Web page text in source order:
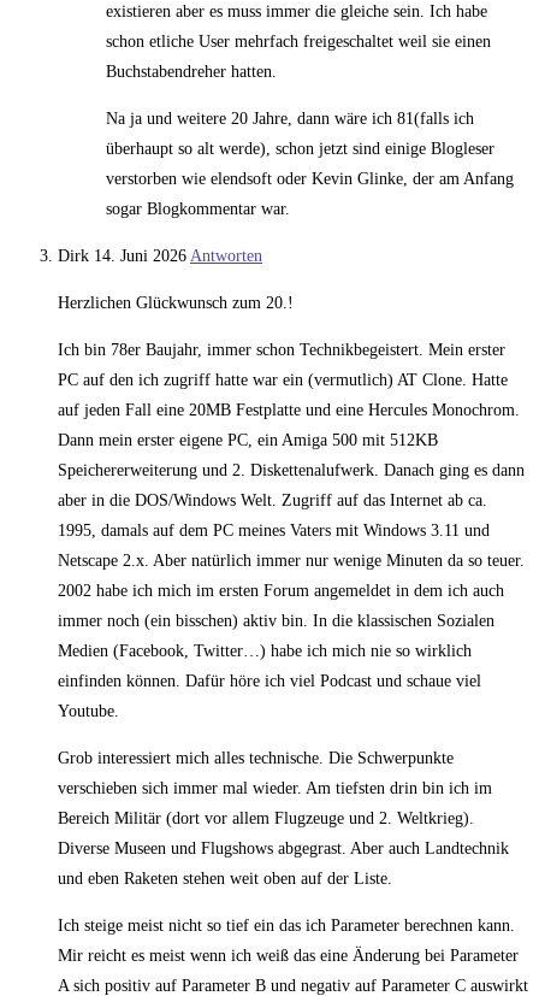
existieren aber es muss immer die gleiche sein. Ich habe
schon etliche User mehrfach freigeschaltet weil sie einen
Buchstabendreher hatten.
Na ja und weitere 20 Jahre, dann wäre ich 81(falls ich
überhaupt so alt werde), schon jetzt sind einige Blogleser
verstorben wie elendsoft oder Kevin Glinke, der am Anfang
sogar Blogkommentar war.
Dirk 14. Juni 2026 Antworten
Herzlichen Glückwunsch zum 20.!
Ich bin 78er Baujahr, immer schon Technikbegeistert. Mein erster
PC auf den ich zugriff hatte war ein (vermutlich) AT Clone. Hatte
auf jeden Fall eine 20MB Festplatte und eine Hercules Monochrom.
Dann mein erster eigene PC, ein Amiga 500 mit 512KB
Speichererweiterung und 2. Diskettenalufwerk. Danach ging es dann
aber in die DOS/Windows Welt. Zugriff auf das Internet ab ca.
1995, damals auf dem PC meines Vaters mit Windows 3.11 und
Netscape 2.x. Aber natürlich immer nur wenige Minuten da so teuer.
2002 habe ich mich im ersten Forum angemeldet in dem ich auch
immer noch (ein bisschen) aktiv bin. In die klassischen Sozialen
Medien (Facebook, Twitter…) habe ich mich nie so wirklich
einfinden können. Dafür höre ich viel Podcast und schaue viel
Youtube.
Grob interessiert mich alles technische. Die Schwerpunkte
verschieben sich immer mal wieder. Am tiefsten drin bin ich im
Bereich Militär (dort vor allem Flugzeuge und 2. Weltkrieg).
Diverse Museen und Flugshows abgegrast. Aber auch Landtechnik
und eben Raketen stehen weit oben auf der Liste.
Ich steige meist nicht so tief ein das ich Parameter berechnen kann.
Mir reicht es meist wenn ich weiß das eine Änderung bei Parameter
A sich positiv auf Parameter B und negativ auf Parameter C auswirkt